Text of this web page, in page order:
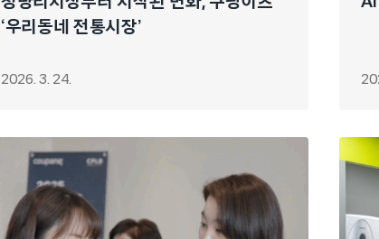
‘우리동네 전통시장’
2026. 3. 24.